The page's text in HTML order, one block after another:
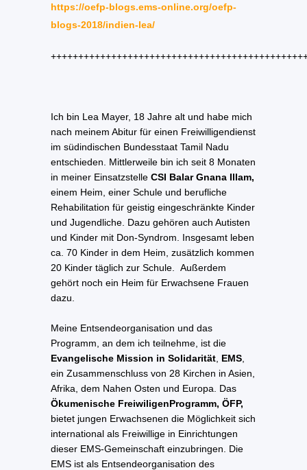
https://oefp-blogs.ems-online.org/oefp-
blogs-2018/indien-lea/
Ich bin Lea Mayer, 18 Jahre alt und habe mich
nach meinem Abitur für einen Freiwilligendienst
im südindischen Bundesstaat Tamil Nadu
entschieden. Mittlerweile bin ich seit 8 Monaten
in meiner Einsatzstelle CSI Balar Gnana Illam,
einem Heim, einer Schule und berufliche
Rehabilitation für geistig eingeschränkte Kinder
und Jugendliche. Dazu gehören auch Autisten
und Kinder mit Don-Syndrom. Insgesamt leben
ca. 70 Kinder in dem Heim, zusätzlich kommen
20 Kinder täglich zur Schule. Außerdem
gehört noch ein Heim für Erwachsene Frauen
dazu.
Meine Entsendeorganisation und das
Programm, an dem ich teilnehme, ist die
Evangelische Mission in Solidarität EMS
ein Zusammenschluss von 28 Kirchen in Asien,
Afrika, dem Nahen Osten und Europa. Das
Ökumenische FreiwiligenProgramm, ÖFP,
bietet jungen Erwachsenen die Möglichkeit sich
international als Freiwillige in Einrichtungen
dieser EMS-Gemeinschaft einzubringen. Die
EMS ist als Entsendeorganisation des